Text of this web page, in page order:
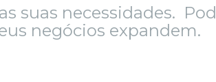
suas necessidades.
negócios expandem.